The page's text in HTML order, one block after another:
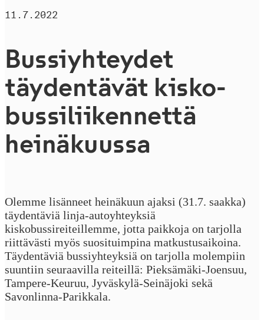
11.7.2022
Bus­siyh­tey­det
täydentävät kisko­
bus­si­li­i­ken­net­tä
heinäkuussa
Olemme lisänneet heinäkuun ajaksi (31.7. saakka)
täydentäviä linja-autoyhteyksiä
kiskobussireiteillemme, jotta paikkoja on tarjolla
riittävästi myös suosituimpina matkustusaikoina.
Täydentäviä bussiyhteyksiä on tarjolla molempiin
suuntiin seuraavilla reiteillä: Pieksämäki-Joensuu,
Tampere-Keuruu, Jyväskylä-Seinäjoki sekä
Savonlinna-Parikkala.